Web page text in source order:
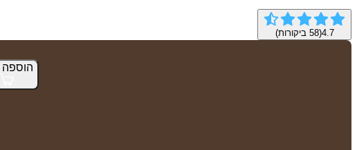
הוספה
4.7
(
58 ביקורות)